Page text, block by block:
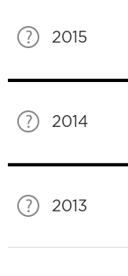
2015
2014
2013